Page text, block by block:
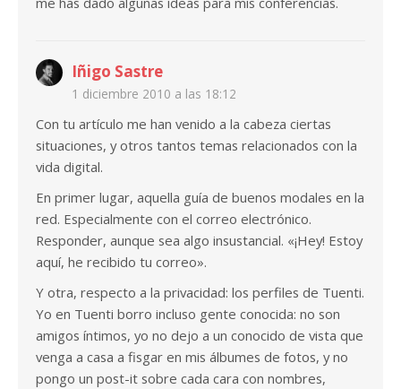
Iñigo Sastre
1 diciembre 2010 a las 18:12
Con tu artículo me han venido a la cabeza ciertas
situaciones, y otros tantos temas relacionados con la
vida digital.
En primer lugar, aquella guía de buenos modales en la
red. Especialmente con el correo electrónico.
Responder, aunque sea algo insustancial. «¡Hey! Estoy
aquí, he recibido tu correo».
Y otra, respecto a la privacidad: los perfiles de Tuenti.
Yo en Tuenti borro incluso gente conocida: no son
amigos íntimos, yo no dejo a un conocido de vista que
venga a casa a fisgar en mis álbumes de fotos, y no
pongo un post-it sobre cada cara con nombres,